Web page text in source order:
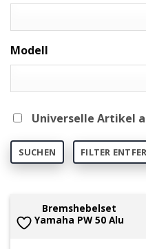
Modell
Universelle Artikel
SUCHEN FILTER
Bremshebelset
Yamaha PW 50 Alu